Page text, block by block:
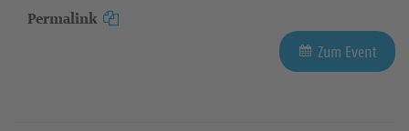
Permalink
Zum Event